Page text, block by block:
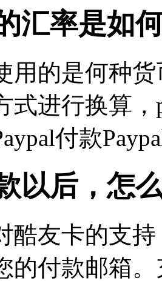
汇率是如
用的是何种
式进行换算
付款
以后，怎
酷友卡的支
的付款邮箱